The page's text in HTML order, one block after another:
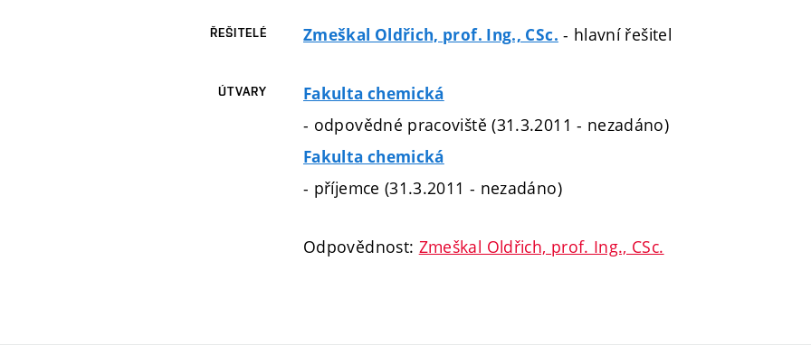
ŘEŠITELÉ Zmeškal Oldřich, prof. Ing., CSc. - hlavní řešitel
ÚTVARY Fakulta chemická
- odpovědné pracoviště (31.3.2011 - nezadáno)
Fakulta chemická
- příjemce (31.3.2011 - nezadáno)
Odpovědnost: Zmeškal Oldřich, prof. Ing., CSc.